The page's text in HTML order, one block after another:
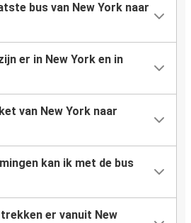
bus van New York naar
er in New York en in
van New York naar
kan ik met de bus
er vanuit New